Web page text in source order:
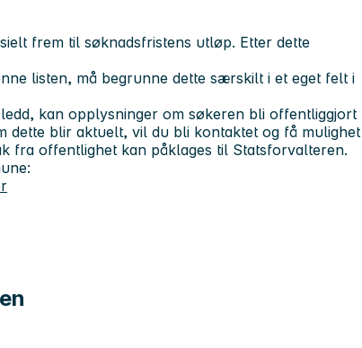
frem til søknadsfristens utløp. Etter dette
listen, må begrunne dette særskilt i et eget felt i
kan opplysninger om søkeren bli offentliggjort
dette blir aktuelt, vil du bli kontaktet og få mulighet
fra offentlighet kan påklages til Statsforvalteren.